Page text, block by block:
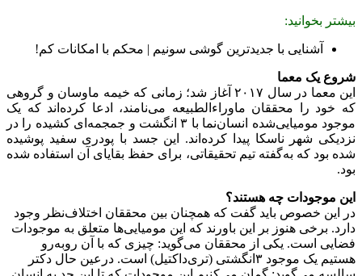
بیشتر بخوانید:
آشنایی با جدیدترین گوشی سونیم | محکم با امکانات کم!
شروع یک معما
این معما در سال ۲۰۱۷ آغاز شد؛ زمانی که خیمه ماوسان و گروهی
که خود را محققان ماوراءالطبیعه می‌نامند، ادعا کرده‌اند که یک
موجود مومیایی‌شده‌ انسان‌نما با ۳ انگشت و جمجمه‌ای کشیده را در
نزدیکی شهر ناسکا پیدا کرده‌اند. این جسد با پودری سفید پوشیده
شده بود که به‌گفته تیم تحقیقاتی، برای حفظ بقایای آن استفاده شده
بود.
این موجودات چه هستند؟
در این خصوص باید گفت که همچنان بین محققان اختلاف‌نظر وجود
دارد. برخی هنوز بر این باورند که این مومیایی‌ها متعلق به موجودات
فضایی است. یکی از محققان می‌گوید: چیزی که با آن روبه‌رو
هستیم یک موجود ۳‌انگشتی (تری‌داکتیل) است. درعین حال دکتر